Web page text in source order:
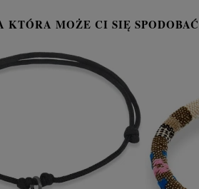
KTÓRA MOŻE CI SIĘ